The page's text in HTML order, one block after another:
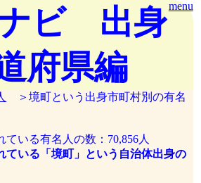
menu
ビ 出身
府県編
＞境町という出身市町村別の有名
いる有名人の数：70,856人
ている「境町」という自治体出身の